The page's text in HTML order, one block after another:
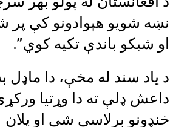
نښه شویو هېوادونو کې پر
او شبکو باندې تکیه کوي”.
د یاد سند له مخې، دا ماډل
داعش ډلې ته دا وړتیا
خنډونو برلاسې شي او پلان